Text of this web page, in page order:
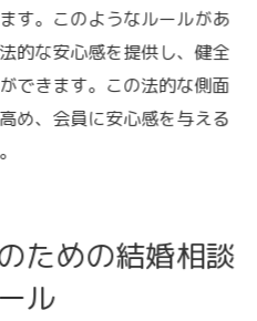
す。このようなルールがあ
的な安心感を提供し、健全
できます。この法的な側面
め、会員に安心感を与える
ための結婚相談
ル